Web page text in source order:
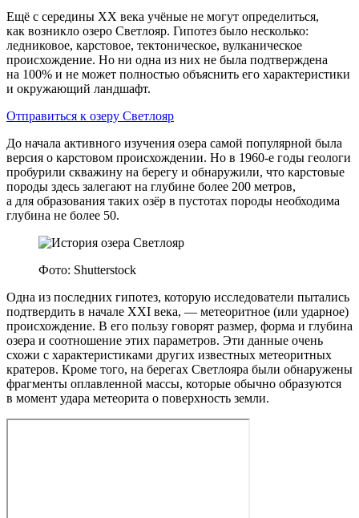
Ещё с середины XX века учёные не могут определиться,
как возникло озеро Светлояр. Гипотез было несколько:
ледниковое, карстовое, тектоническое, вулканическое
происхождение. Но ни одна из них не была подтверждена
на 100% и не может полностью объяснить его характеристики
и окружающий ландшафт.
Отправиться к озеру Светлояр
До начала активного изучения озера самой популярной была
версия о карстовом происхождении. Но в 1960‑е годы геологи
пробурили скважину на берегу и обнаружили, что карстовые
породы здесь залегают на глубине более 200 метров,
а для образования таких озёр в пустотах породы необходима
глубина не более 50.
Фото: Shutterstock
Одна из последних гипотез, которую исследователи пытались
подтвердить в начале XXI века, — метеоритное (или ударное)
происхождение. В его пользу говорят размер, форма и глубина
озера и соотношение этих параметров. Эти данные очень
схожи с характеристиками других известных метеоритных
кратеров. Кроме того, на берегах Светлояра были обнаружены
фрагменты оплавленной массы, которые обычно образуются
в момент удара метеорита о поверхность земли.